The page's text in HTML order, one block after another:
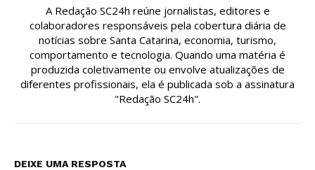
A Redação SC24h reúne jornalistas, editores e
colaboradores responsáveis pela cobertura diária de
notícias sobre Santa Catarina, economia, turismo,
comportamento e tecnologia. Quando uma matéria é
produzida coletivamente ou envolve atualizações de
diferentes profissionais, ela é publicada sob a assinatura
"Redação SC24h".
DEIXE UMA RESPOSTA